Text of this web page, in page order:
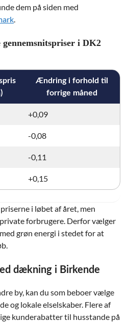
dem på siden med
.
gennemsnitspriser i DK2
Ændring i forhold til
forrige måned
+0,09
-0,08
-0,11
+0,15
i løbet af året, men
forbrugere. Derfor vælger
grøn energi i stedet for at
dækning i Birkende
by, kan du som beboer vælge
og lokale elselskaber. Flere af
kunderabatter til husstande på